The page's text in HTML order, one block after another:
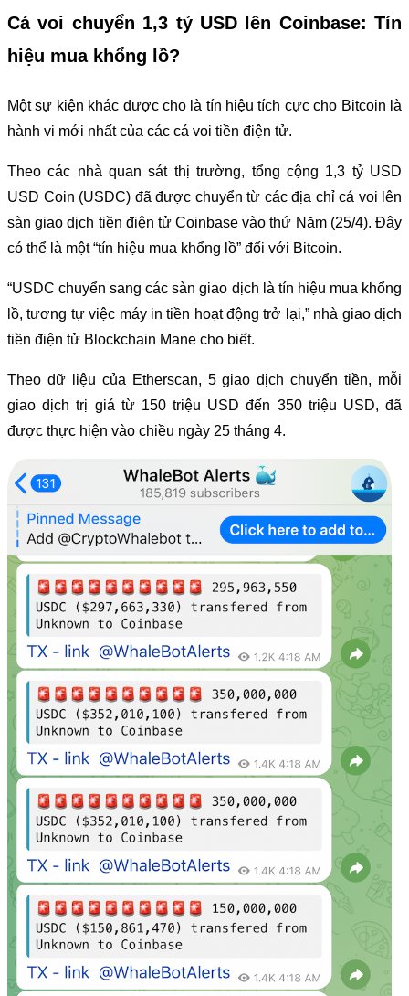
Cá voi chuyển 1,3 tỷ USD lên Coinbase: Tín
hiệu mua khổng lồ?
Một sự kiện khác được cho là tín hiệu tích cực cho Bitcoin là
hành vi mới nhất của các cá voi tiền điện tử.
Theo các nhà quan sát thị trường, tổng cộng 1,3 tỷ USD
USD Coin (USDC) đã được chuyển từ các địa chỉ cá voi lên
sàn giao dịch tiền điện tử Coinbase vào thứ Năm (25/4). Đây
có thể là một “tín hiệu mua khổng lồ” đối với Bitcoin.
“USDC chuyển sang các sàn giao dịch là tín hiệu mua khổng
lồ, tương tự việc máy in tiền hoạt động trở lại,” nhà giao dịch
tiền điện tử Blockchain Mane cho biết.
Theo dữ liệu của Etherscan, 5 giao dịch chuyển tiền, mỗi
giao dịch trị giá từ 150 triệu USD đến 350 triệu USD, đã
được thực hiện vào chiều ngày 25 tháng 4.